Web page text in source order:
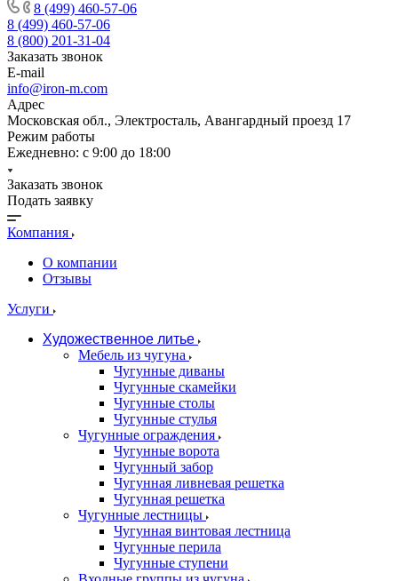
8 (499) 460-57-06
8 (499) 460-57-06
8 (800) 201-31-04
Заказать звонок
E-mail
info@iron-m.com
Адрес
Московская обл., Электросталь, Авангардный проезд 17
Режим работы
Ежедневно: с 9:00 до 18:00
Заказать звонок
Подать заявку
Компания
О компании
Отзывы
Услуги
Художественное литье
Мебель из чугуна
Чугунные диваны
Чугунные скамейки
Чугунные столы
Чугунные стулья
Чугунные ограждения
Чугунные ворота
Чугунный забор
Чугунная ливневая решетка
Чугунная решетка
Чугунные лестницы
Чугунная винтовая лестница
Чугунные перила
Чугунные ступени